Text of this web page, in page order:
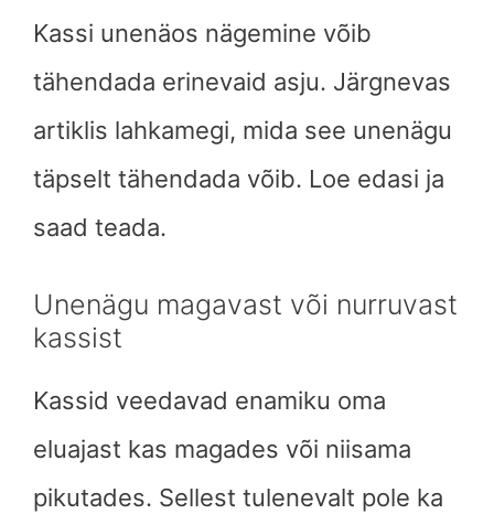
Kassi unenäos nägemine võib
tähendada erinevaid asju. Järgnevas
artiklis lahkamegi, mida see unenägu
täpselt tähendada võib. Loe edasi ja
saad teada.
Unenägu magavast või nurruvast
kassist
Kassid veedavad enamiku oma
eluajast kas magades või niisama
pikutades. Sellest tulenevalt pole ka